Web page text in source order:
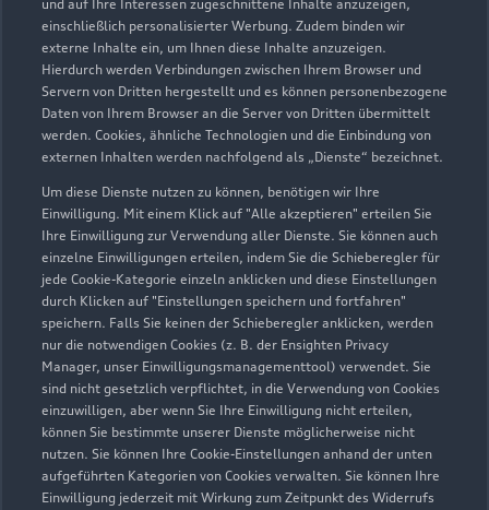
und auf Ihre Interessen zugeschnittene Inhalte anzuzeigen,
einschließlich personalisierter Werbung. Zudem binden wir
externe Inhalte ein, um Ihnen diese Inhalte anzuzeigen.
Hierdurch werden Verbindungen zwischen Ihrem Browser und
Servern von Dritten hergestellt und es können personenbezogene
Daten von Ihrem Browser an die Server von Dritten übermittelt
werden. Cookies, ähnliche Technologien und die Einbindung von
externen Inhalten werden nachfolgend als „Dienste“ bezeichnet.
Um diese Dienste nutzen zu können, benötigen wir Ihre
Einwilligung. Mit einem Klick auf "Alle akzeptieren" erteilen Sie
Ihre Einwilligung zur Verwendung aller Dienste. Sie können auch
einzelne Einwilligungen erteilen, indem Sie die Schieberegler für
jede Cookie-Kategorie einzeln anklicken und diese Einstellungen
durch Klicken auf "Einstellungen speichern und fortfahren"
speichern. Falls Sie keinen der Schieberegler anklicken, werden
nur die notwendigen Cookies (z. B. der Ensighten Privacy
Manager, unser Einwilligungsmanagementtool) verwendet. Sie
sind nicht gesetzlich verpflichtet, in die Verwendung von Cookies
einzuwilligen, aber wenn Sie Ihre Einwilligung nicht erteilen,
können Sie bestimmte unserer Dienste möglicherweise nicht
nutzen. Sie können Ihre Cookie-Einstellungen anhand der unten
aufgeführten Kategorien von Cookies verwalten. Sie können Ihre
Einwilligung jederzeit mit Wirkung zum Zeitpunkt des Widerrufs
Waldseer Straße 151-157
88400 Biberach
07351 34800
audi@autohaus-moll.com
Kontaktdaten herunterladen
Öffnungszeiten
Verkauf
Geschlossen,öffnet am Montag 09:00